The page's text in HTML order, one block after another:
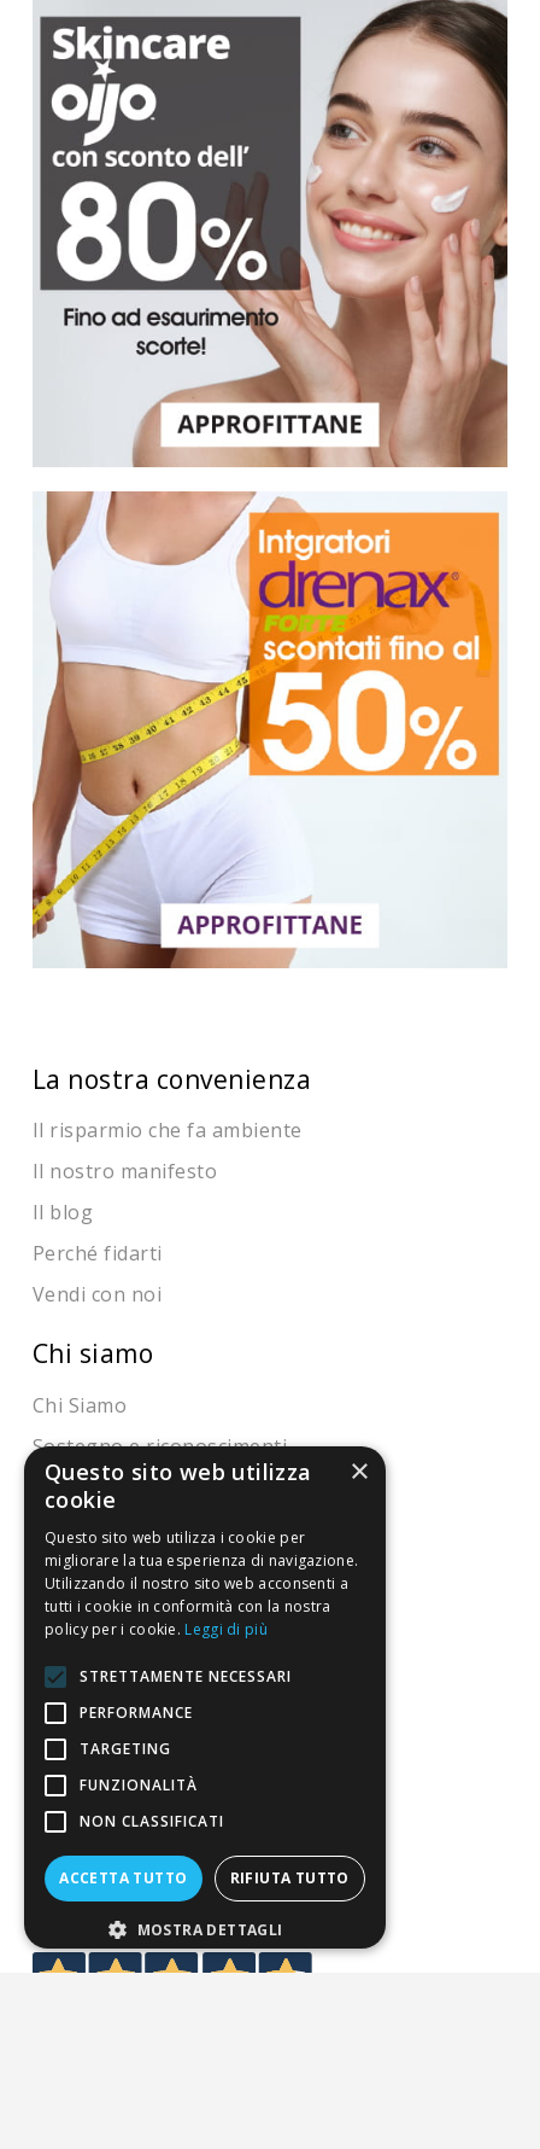
La nostra convenienza
Il risparmio che fa ambiente
Il nostro manifesto
Il blog
Perché fidarti
Vendi con noi
Chi siamo
Chi Siamo
Sostegno e riconoscimenti
Servizio clienti
FAQ
Riferimenti da controllare
Termini di vendita
Spedizione
Pagamenti
Resi
4,7/5
Eccellente
×
Questo sito web utilizza
cookie
Questo sito web utilizza i cookie per
migliorare la tua esperienza di navigazione.
Utilizzando il nostro sito web acconsenti a
tutti i cookie in conformità con la nostra
policy per i cookie. Leggi di più
STRETTAMENTE NECESSARI
PERFORMANCE
TARGETING
FUNZIONALITÀ
NON CLASSIFICATI
ACCETTA TUTTO RIFIUTA TUTTO
MOSTRA DETTAGLI